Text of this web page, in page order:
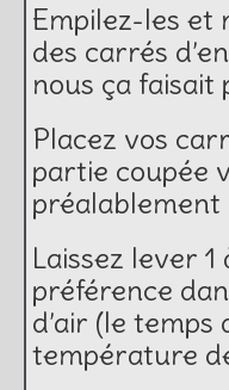
Empilez-les et
des carrés
nous ça
Placez vos
partie coupée
préalablement
Laissez lever
préférence
d’air (le
température